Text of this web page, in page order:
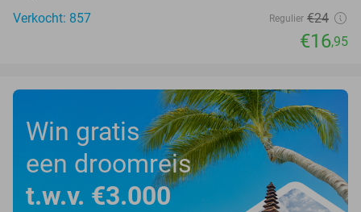
Verkocht: 857
Regulier €24
€16,95
Win gratis
een droomreis
t.w.v. €3.000